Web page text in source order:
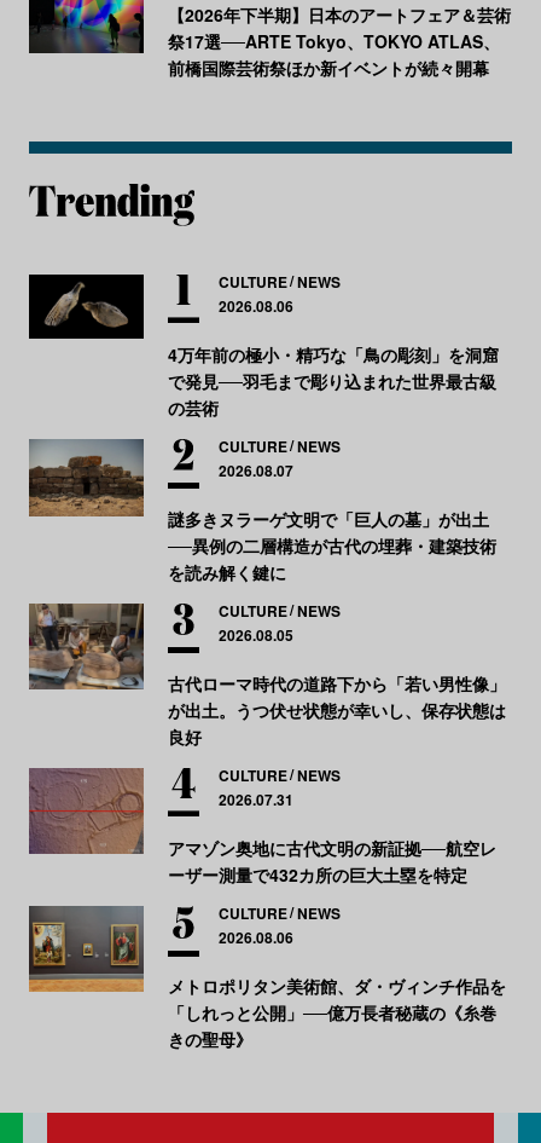
【2026年下半期】日本のアートフェア＆芸術
祭17選──ARTE Tokyo、TOKYO ATLAS、
前橋国際芸術祭ほか新イベントが続々開幕
CULTURE NEWS
2026.08.06
4万年前の極小・精巧な「鳥の彫刻」を洞窟
で発見──羽毛まで彫り込まれた世界最古級
の芸術
CULTURE NEWS
2026.08.07
謎多きヌラーゲ文明で「巨人の墓」が出土
──異例の二層構造が古代の埋葬・建築技術
を読み解く鍵に
CULTURE NEWS
2026.08.05
古代ローマ時代の道路下から「若い男性像」
が出土。うつ伏せ状態が幸いし、保存状態は
良好
CULTURE NEWS
2026.07.31
アマゾン奥地に古代文明の新証拠──航空レ
ーザー測量で432カ所の巨大土塁を特定
CULTURE NEWS
2026.08.06
メトロポリタン美術館、ダ・ヴィンチ作品を
「しれっと公開」──億万長者秘蔵の《糸巻
きの聖母》